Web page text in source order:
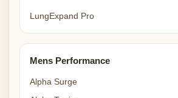
LungExpand Pro
Mens Performance
Alpha Surge